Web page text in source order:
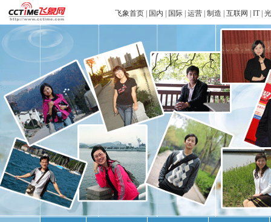
飞象首页 国内 国际 运营 制造 互联网 IT|